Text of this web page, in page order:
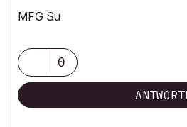
MFG Su
0